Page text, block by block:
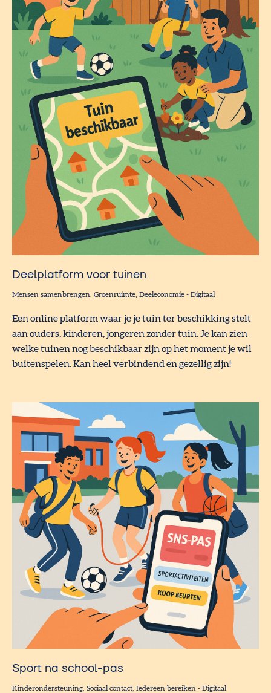
Deelplatform voor tuinen
Mensen samenbrengen Groenruimte Deeleconomie - Digitaal
Een online platform waar je je tuin ter beschikking stelt
aan ouders, kinderen, jongeren zonder tuin. Je kan zien
welke tuinen nog beschikbaar zijn op het moment je wil
buitenspelen. Kan heel verbindend en gezellig zijn!
Sport na school-pas
Kinderondersteuning Sociaal contact Iedereen bereiken - Digitaal